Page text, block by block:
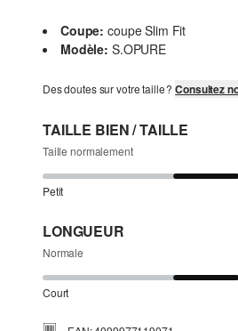
Coupe: coupe Slim Fit
Modèle: S.OPURE
Des doutes sur votre taille ?Consultez
TAILLE BIEN / TAILLE
Taille normalement
Petit
LONGUEUR
Normale
Court